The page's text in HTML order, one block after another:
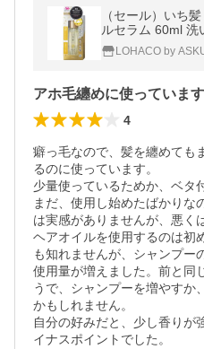
（セール）いち
ルセラム 60ml 洗
クラシエ
LOHACO by
アホ毛纏めに使っています
4
癖っ毛なので、髪を纏めても
るのに使っています。
少量使っているためか、ベタ
まだ、使用し始めたばかりな
は実感がありませんが、悪く
ヘアオイルを使用するのは初
も知れませんが、シャンプー
使用量が増えました。前と同
うで、シャンプーを増やすか
かもしれません。
自分の好みだと、少し香りが
イナスポイントでした。